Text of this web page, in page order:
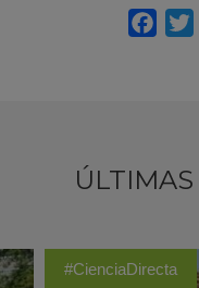
#CienciaDirecta